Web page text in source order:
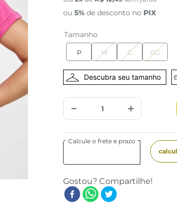
ou 5% de desconto no PIX
Tamanho
P M G GG
＋
－